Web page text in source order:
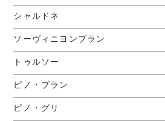
シャルドネ
ソーヴィニヨンブラン
トゥルソー
ピノ・ブラン
ピノ・グリ